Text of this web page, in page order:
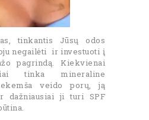
tinkantis Jūsų odos
negailėti ir investuoti į
pagrindą. Kiekvienai
tinka mineraline
veido porų, ją
dažniausiai ji turi SPF